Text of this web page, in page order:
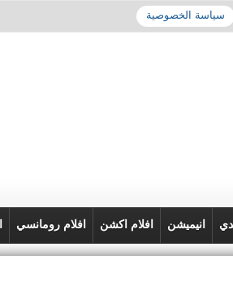
سياسة الخصوصية
انيميشن افلام اكشن افلام رومانسي